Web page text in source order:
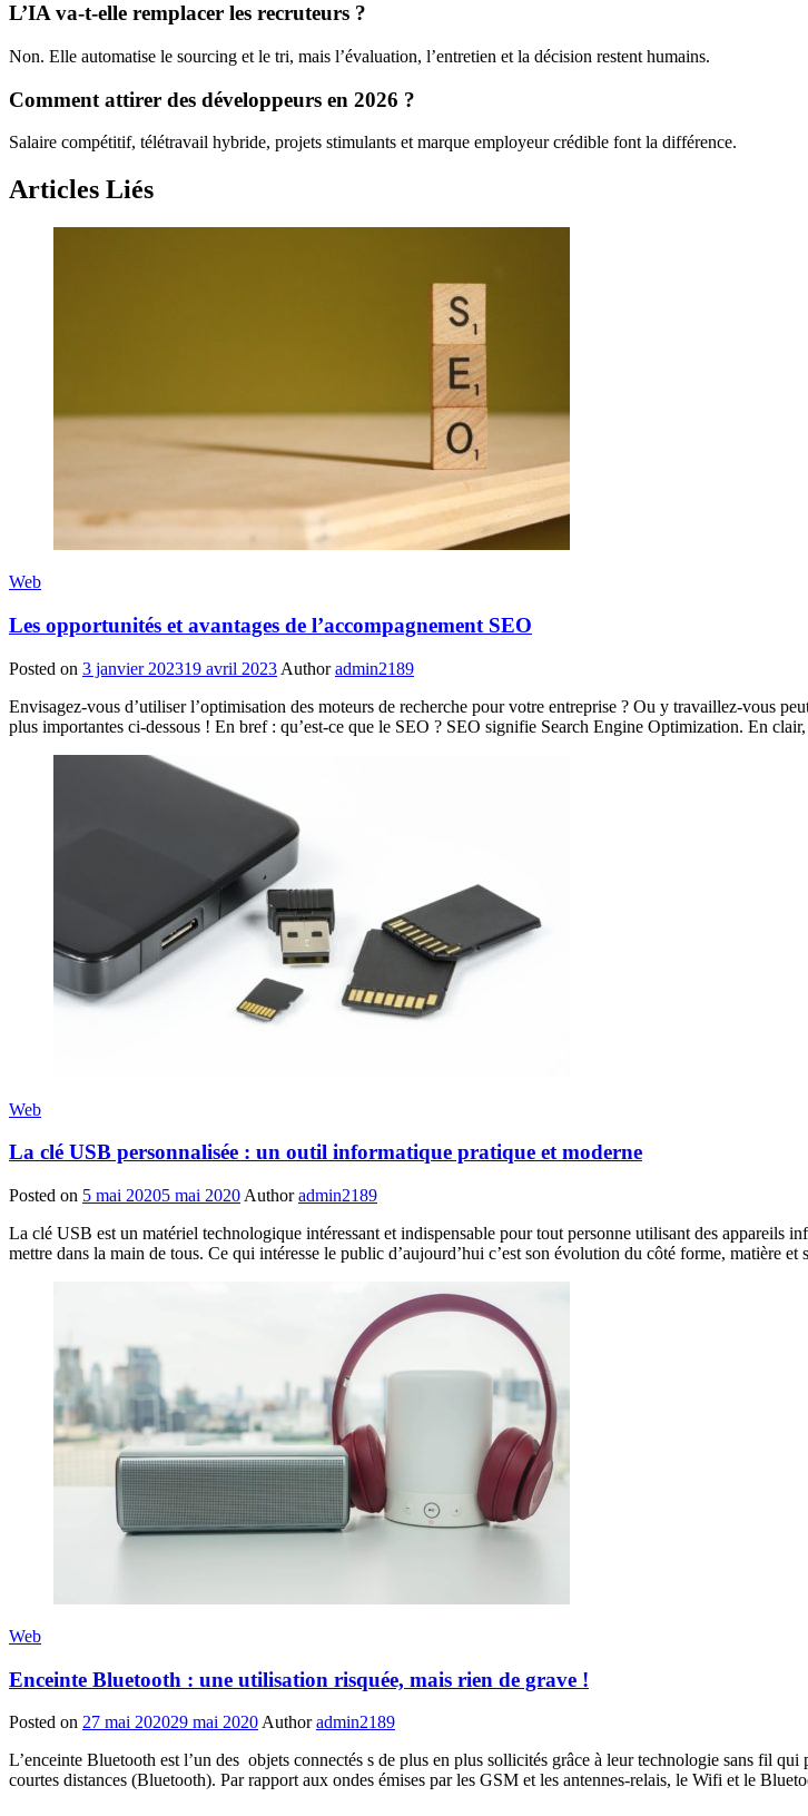
L’IA va-t-elle remplacer les recruteurs ?
Non. Elle automatise le sourcing et le tri, mais l’évaluation, l’entretien et la décision restent humains.
Comment attirer des développeurs en 2026 ?
Salaire compétitif, télétravail hybride, projets stimulants et marque employeur crédible font la différence.
Articles Liés
Web
Les opportunités et avantages de l’accompagnement SEO
Posted on 3 janvier 202319 avril 2023 Author admin2189
Envisagez-vous d’utiliser l’optimisation des moteurs de recherche pour votre entreprise ? Ou y travaillez-vous
plus importantes ci-dessous ! En bref : qu’est-ce que le SEO ? SEO signifie Search Engine Optimization. En
Web
La clé USB personnalisée : un outil informatique pratique et moderne
Posted on 5 mai 20205 mai 2020 Author admin2189
La clé USB est un matériel technologique intéressant et indispensable pour tout personne utilisant des appareils
mettre dans la main de tous. Ce qui intéresse le public d’aujourd’hui c’est son évolution du côté forme, matière
Web
Enceinte Bluetooth : une utilisation risquée, mais rien de grave !
Posted on 27 mai 202029 mai 2020Author admin2189
L’enceinte Bluetooth est l’un des objets connectés s de plus en plus sollicités grâce à leur technologie sans fil
courtes distances (Bluetooth). Par rapport aux ondes émises par les GSM et les antennes-relais, le Wifi et le